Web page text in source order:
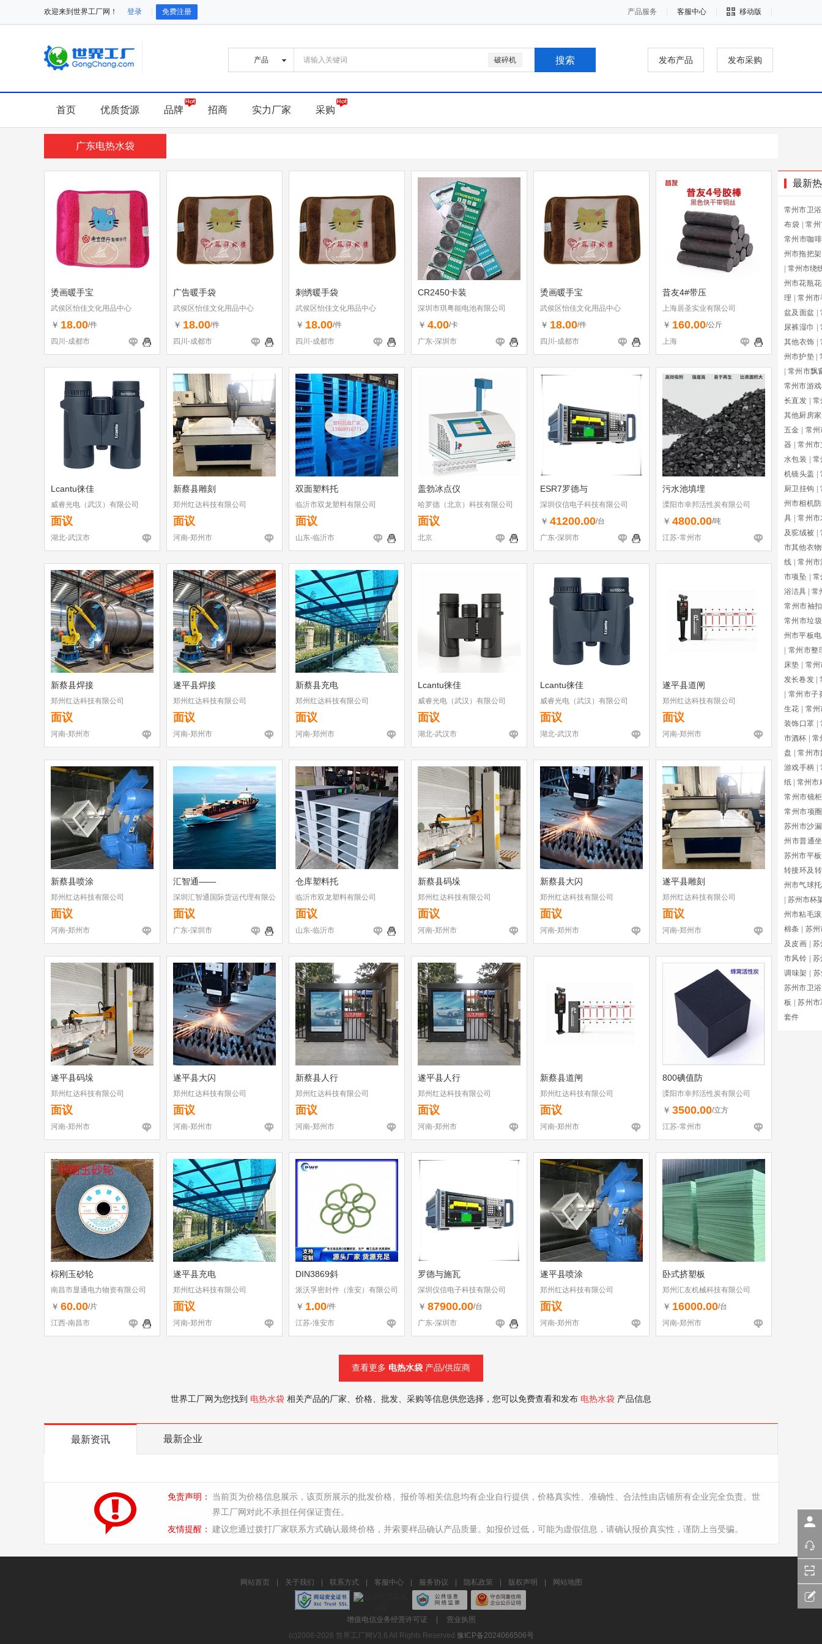
欢迎来到世界工厂网！ 登录 免费注册 产品服务 客服中心 移动版
破碎机 发布产品 发布采购
首页 优质货源 品牌 招商 实力厂家 采购
广东电热水袋
烫画暖手宝
武侯区怡佳文化用品中心
￥ 18.00/件
四川-成都市
广告暖手袋
武侯区怡佳文化用品中心
￥ 18.00/件
四川-成都市
刺绣暖手袋
武侯区怡佳文化用品中心
￥ 18.00/件
四川-成都市
CR2450卡装
深圳市琪粤能电池有限公司
￥ 4.00/卡
广东-深圳市
烫画暖手宝
武侯区怡佳文化用品中心
￥ 18.00/件
四川-成都市
昔友4#带压
上海居圣实业有限公司
￥ 160.00/公斤
上海
Lcantu徕佳
威睿光电（武汉）有限公司
面议
湖北-武汉市
新蔡县雕刻
郑州红达科技有限公司
面议
河南-郑州市
双面塑料托
临沂市双龙塑料有限公司
面议
山东-临沂市
盖勃冰点仪
哈罗德（北京）科技有限公司
面议
北京
ESR7罗德与
深圳仪信电子科技有限公司
￥ 41200.00/台
广东-深圳市
污水池填埋
溧阳市幸邦活性炭有限公司
￥ 4800.00/吨
江苏-常州市
新蔡县焊接
郑州红达科技有限公司
面议
河南-郑州市
遂平县焊接
郑州红达科技有限公司
面议
河南-郑州市
新蔡县充电
郑州红达科技有限公司
面议
河南-郑州市
Lcantu徕佳
威睿光电（武汉）有限公司
面议
湖北-武汉市
Lcantu徕佳
威睿光电（武汉）有限公司
面议
湖北-武汉市
遂平县道闸
郑州红达科技有限公司
面议
河南-郑州市
新蔡县喷涂
郑州红达科技有限公司
面议
河南-郑州市
汇智通——
深圳汇智通国际货运代理有限公
司
面议
广东-深圳市
仓库塑料托
临沂市双龙塑料有限公司
面议
山东-临沂市
新蔡县码垛
郑州红达科技有限公司
面议
河南-郑州市
新蔡县大闪
郑州红达科技有限公司
面议
河南-郑州市
遂平县雕刻
郑州红达科技有限公司
面议
河南-郑州市
遂平县码垛
郑州红达科技有限公司
面议
河南-郑州市
遂平县大闪
郑州红达科技有限公司
面议
河南-郑州市
新蔡县人行
郑州红达科技有限公司
面议
河南-郑州市
遂平县人行
郑州红达科技有限公司
面议
河南-郑州市
新蔡县道闸
郑州红达科技有限公司
面议
河南-郑州市
800碘值防
溧阳市幸邦活性炭有限公司
￥ 3500.00/立方
江苏-常州市
棕刚玉砂轮
南昌市显通电力物资有限公司
￥ 60.00/片
江西-南昌市
遂平县充电
郑州红达科技有限公司
面议
河南-郑州市
DIN3869斜
派沃孚密封件（淮安）有限公司
￥ 1.00/件
江苏-淮安市
罗德与施瓦
深圳仪信电子科技有限公司
￥ 87900.00/台
广东-深圳市
遂平县喷涂
郑州红达科技有限公司
面议
河南-郑州市
卧式挤塑板
郑州汇友机械科技有限公司
￥ 16000.00/台
河南-郑州市
查看更多 电热水袋 产品/供应商
世界工厂网为您找到 电热水袋 相关产品的厂家、价格、批发、采购等信息供您选择，您可以免费查看和发布 电热水袋 产品信息
最新
常州市卫
布袋
常
常州市咖
州市拖把架
常州市绕
州市花瓶
理
常州市
盆及面盆
尿裤湿巾
其他衣饰
州市护垫
常州市飘
常州市游
长直发
常
其他厨房
五金
常州
器
常州市
水包装
常
机镜头盖
厨卫挂钩
州市相机
具
常州市
及驼绒被
市其他衣
线
常州市
市项坠
常
浴洁具
常
常州市袖扣
常州市垃
州市平板
常州市整
床垫
常
发长卷发
常州市子
生花
常
装饰口罩
市酒杯
常
盘
常州市
游戏手柄
纸
常州市
常州市镜
常州市项圈
苏州市沙漏
州市普通
苏州市平
转接环及
州市气球
苏州市杯
州市粘毛
棉条
苏州
及皮画
苏
市风铃
苏
调味架
苏州市卫
板
苏州市
套件
最新资讯 最新企业
免责声明：
当前页为价格信息展示，该页所展示的批发价格、报价等相关信息均有企业自行提供，价格真实性、准确性、合法性由店铺所有企业完全负责。世
界工厂网对此不承担任何保证责任。
友情提醒： 建议您通过拨打厂家联系方式确认最终价格，并索要样品确认产品质量。如报价过低，可能为虚假信息，请确认报价真实性，谨防上当受骗。
网站首页 关于我们 联系方式 客服中心 服务协议 隐私政策 版权声明 网站地图
增值电信业务经营许可证
营业执照
(c)2008-2026 世界工厂网V3.6 All Rights Reserved 豫ICP备2024066506号